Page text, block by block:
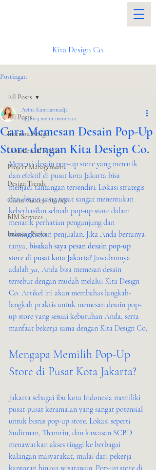
Kita Design Co.
Postingan
All Posts
Interior Design
Commercial Spaces
Project Management
Design Trends
Client Success Stories
BIM Services
Industry News
All Posts
Cara Memesan Desain Pop-Up
Store dengan Kita Design Co.
Avina Kantaatmadja
24 Jun3 menit membaca
Mencari desain pop-up store yang menarik
dan efektif di pusat kota Jakarta bisa
menjadi tantangan tersendiri. Lokasi strategis
dan desain yang tepat sangat menentukan
keberhasilan sebuah pop-up store dalam
menarik perhatian pengunjung dan
meningkatkan penjualan. Jika Anda bertanya-
tanya, bisakah saya pesan desain pop-up
store di pusat kota Jakarta? Jawabannya
adalah ya, Anda bisa memesan desain
tersebut dengan mudah melalui Kita Design
Co. Artikel ini akan membahas langkah-
langkah praktis untuk memesan desain pop-
up store yang sesuai kebutuhan Anda, serta
manfaat bekerja sama dengan Kita Design Co.
Mengapa Memilih Pop-Up
Store di Pusat Kota Jakarta?
Jakarta sebagai ibu kota Indonesia memiliki
pusat-pusat keramaian yang sangat potensial
untuk bisnis pop-up store. Lokasi seperti
Sudirman, Thamrin, dan kawasan SCBD
menawarkan akses tinggi ke berbagai
kalangan masyarakat, mulai dari pekerja
kantoran hingga wisatawan. Pop-up store di